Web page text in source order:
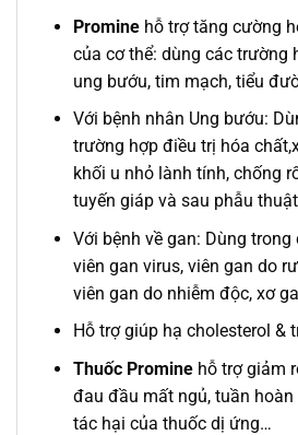
Prominehỗ trợ tăng cường
của cơ thể: dùng các trường
ung bướu, tim mạch, tiểu
Với bệnh nhân Ung bướu:
trường hợp điều trị hóa
khối u nhỏ lành tính, chống
tuyến giáp và sau phẫu
Với bệnh về gan: Dùng
viên gan virus, viên gan do
viên gan do nhiễm độc, xơ
Hỗ trợ giúp hạ cholesterol &
Thuốc Prominehỗ trợ giảm
đau đầu mất ngủ, tuần
tác hại của thuốc dị ứng…